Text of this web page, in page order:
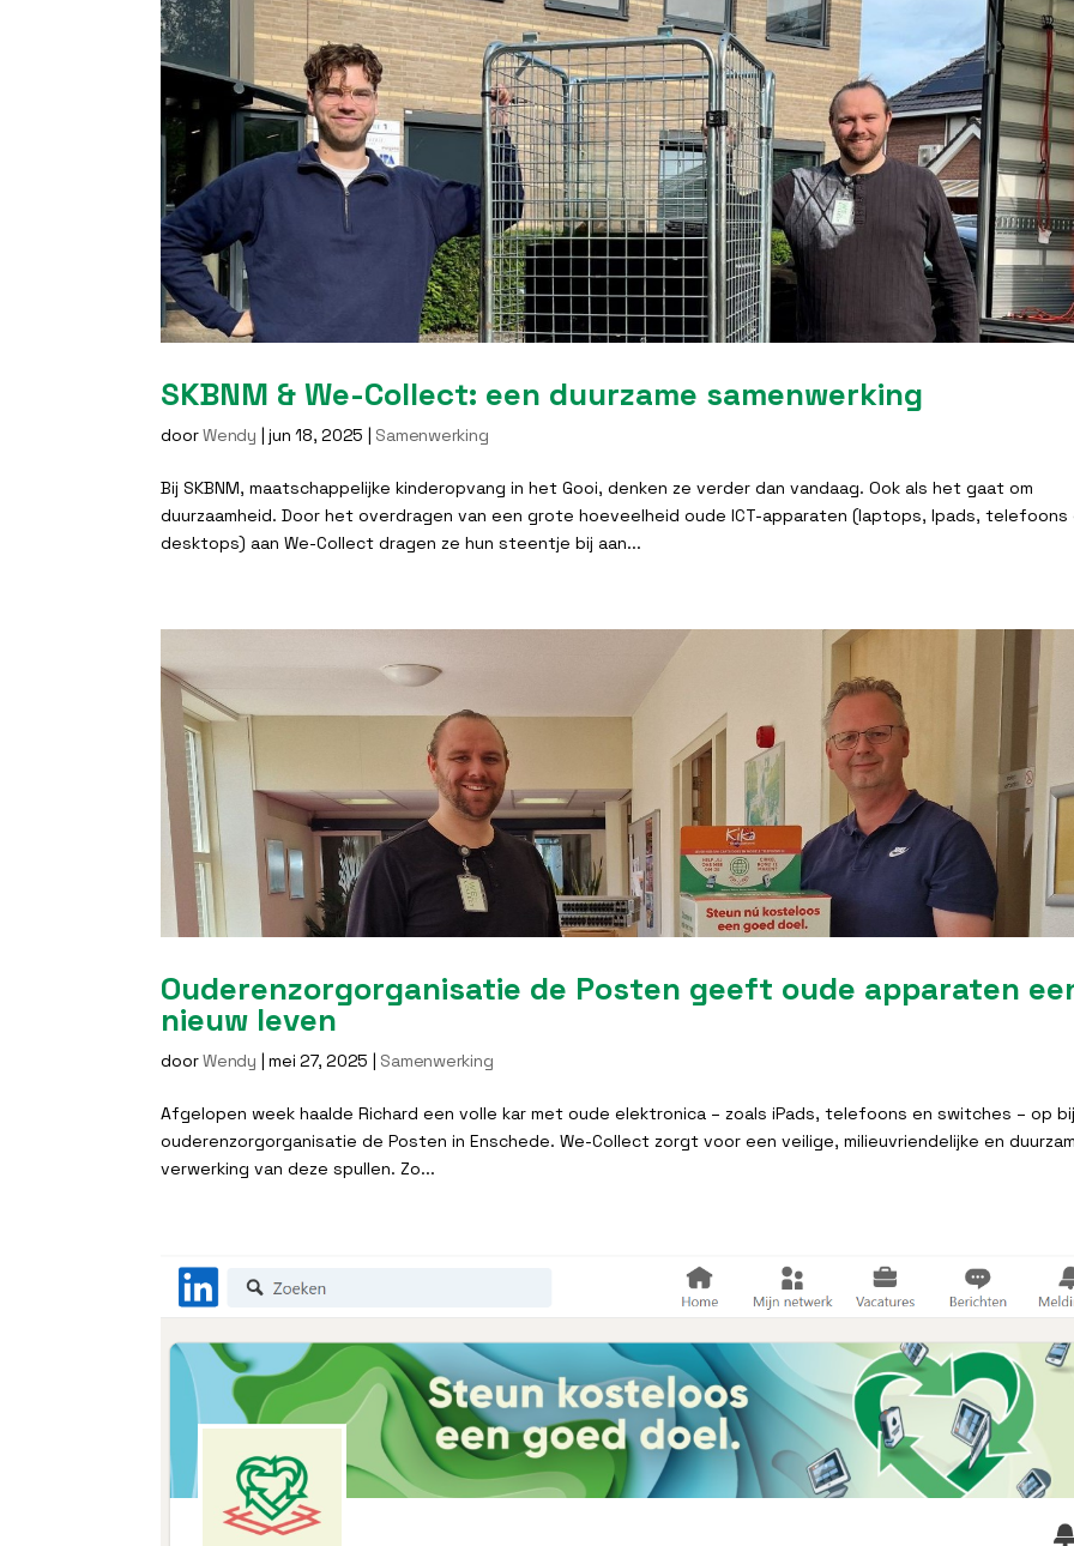
SKBNM & We-Collect: een duurzame samenwerking
doorWendy |jun 18, 2025 | Samenwerking
Bij SKBNM, maatschappelijke kinderopvang in het Gooi, denken ze verder dan vandaag. Ook als het gaat om
duurzaamheid. Door het overdragen van een grote hoeveelheid oude ICT-apparaten (laptops, Ipads, telefoons
desktops) aan We-Collect dragen ze hun steentje bij aan...
Ouderenzorgorganisatie de Posten geeft oude apparaten
nieuw leven
doorWendy |mei 27, 2025 Samenwerking
Afgelopen week haalde Richard een volle kar met oude elektronica – zoals iPads, telefoons en switches – op
ouderenzorgorganisatie de Posten in Enschede. We-Collect zorgt voor een veilige, milieuvriendelijke en
verwerking van deze spullen. Zo...